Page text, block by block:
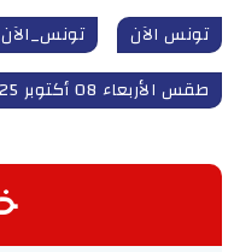
تونس الآن
تونس_الآن tunisnow.tn
طقس الأربعاء 08 أكتوبر 2025